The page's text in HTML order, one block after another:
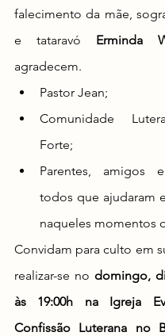
falecimento da mãe,
e tataravó Erminda
agradecem.
Pastor Jean;
Comunidade
Forte;
Parentes, amigos
todos que ajudaram
naqueles momentos
Convidam para culto em
realizar-se no domingo,
às 19:00h na Igreja
Confissão Luterana no